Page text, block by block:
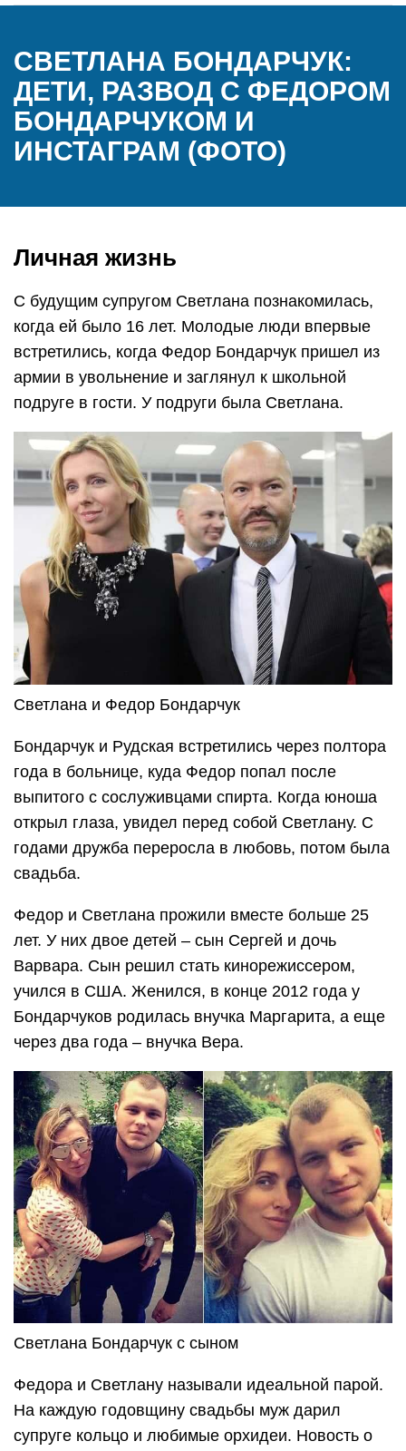
СВЕТЛАНА БОНДАРЧУК:
ДЕТИ, РАЗВОД С ФЕДОРОМ
БОНДАРЧУКОМ И
ИНСТАГРАМ (ФОТО)
Личная жизнь
С будущим супругом Светлана познакомилась,
когда ей было 16 лет. Молодые люди впервые
встретились, когда Федор Бондарчук пришел из
армии в увольнение и заглянул к школьной
подруге в гости. У подруги была Светлана.
Светлана и Федор Бондарчук
Бондарчук и Рудская встретились через полтора
года в больнице, куда Федор попал после
выпитого с сослуживцами спирта. Когда юноша
открыл глаза, увидел перед собой Светлану. С
годами дружба переросла в любовь, потом была
свадьба.
Федор и Светлана прожили вместе больше 25
лет. У них двое детей – сын Сергей и дочь
Варвара. Сын решил стать кинорежиссером,
учился в США. Женился, в конце 2012 года у
Бондарчуков родилась внучка Маргарита, а еще
через два года – внучка Вера.
Светлана Бондарчук с сыном
Федора и Светлану называли идеальной парой.
На каждую годовщину свадьбы муж дарил
супруге кольцо и любимые орхидеи. Новость о